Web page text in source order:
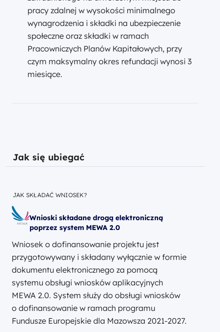
pracy zdalnej w wysokości minimalnego
wynagrodzenia i składki na ubezpieczenie
społeczne oraz składki w ramach
Pracowniczych Planów Kapitałowych, przy
czym maksymalny okres refundacji wynosi 3
miesiące.
Jak się ubiegać
JAK SKŁADAĆ WNIOSEK?
Wnioski składane drogą elektroniczną
poprzez system MEWA 2.0
Wniosek o dofinansowanie projektu jest
przygotowywany i składany wyłącznie w formie
dokumentu elektronicznego za pomocą
systemu obsługi wniosków aplikacyjnych
MEWA 2.0. System służy do obsługi wniosków
o dofinansowanie w ramach programu
Fundusze Europejskie dla Mazowsza 2021-2027.